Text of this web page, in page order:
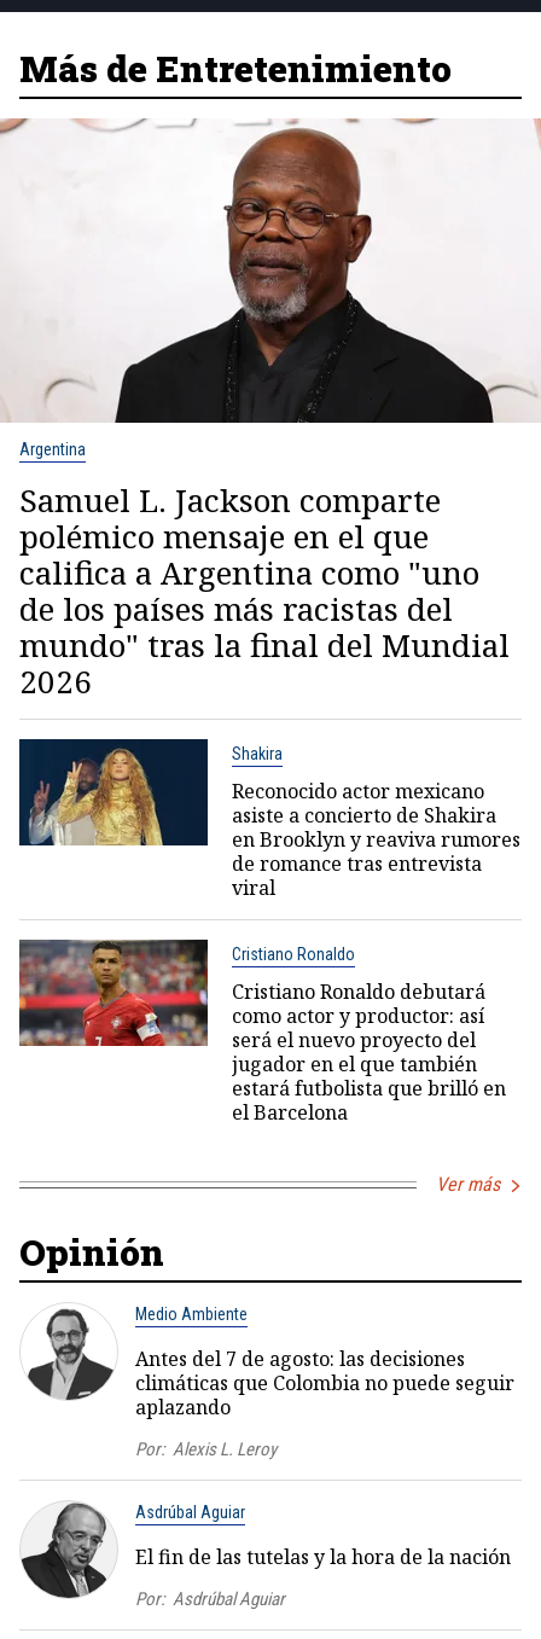
Más de Entretenimiento
Argentina
Samuel L. Jackson comparte
polémico mensaje en el que
califica a Argentina como "uno
de los países más racistas del
mundo" tras la final del Mundial
2026
Shakira
Reconocido actor mexicano
asiste a concierto de Shakira
en Brooklyn y reaviva rumores
de romance tras entrevista
viral
Cristiano Ronaldo
Cristiano Ronaldo debutará
como actor y productor: así
será el nuevo proyecto del
jugador en el que también
estará futbolista que brilló en
el Barcelona
Ver más
Opinión
Medio Ambiente
Antes del 7 de agosto: las decisiones
climáticas que Colombia no puede seguir
aplazando
Por: Alexis L. Leroy
Asdrúbal Aguiar
El fin de las tutelas y la hora de la nación
Por: Asdrúbal Aguiar